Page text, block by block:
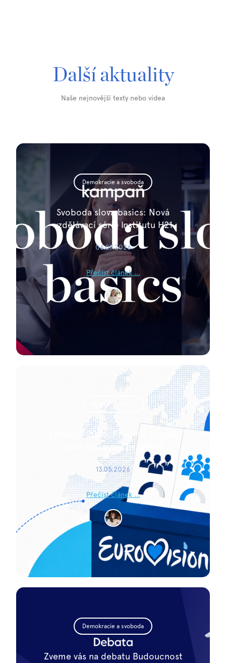
Další aktuality
Naše nejnovější texty nebo videa
Demokracie a svoboda
Svoboda slova basics: Nová
vzdělávací série Institutu H21
06.07.2026
Přečíst článek ...
Volební metody
Eurovize 2026: Proč má soutěž
nová hlasovací pravidla?
13.05.2026
Přečíst článek ...
Demokracie a svoboda
Zveme vás na debatu Budoucnost